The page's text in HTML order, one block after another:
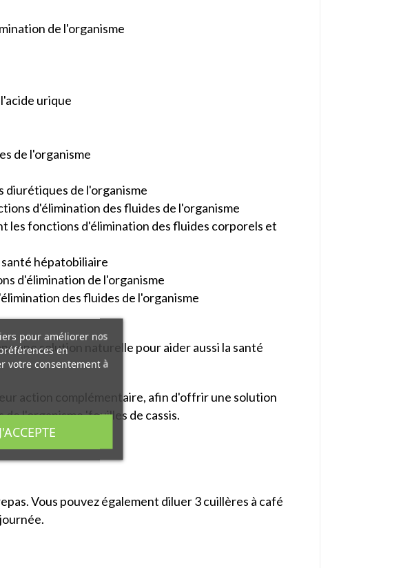
de l'organisme
urique
de l'organisme
diurétiques de l'organisme
d'élimination des fluides de l'organisme
les fonctions d'élimination des fluides corporels et
hépatobiliaire
d'élimination de l'organisme
des fluides de l'organisme
une solution naturelle pour aider aussi la santé
action complémentaire, afin d'offrir une solution
l'organisme 'feuilles de cassis.
Vous pouvez également diluer 3 cuillères à café
pour améliorer nos
en
votre consentement à
J'ACCEPTE